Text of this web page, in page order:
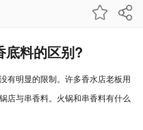
底料的区别?
有明显的限制。许多香水店老板用
店与串香料。火锅和串香料有什么